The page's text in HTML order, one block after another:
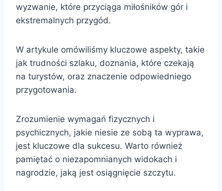
wyzwanie, które przyciąga miłośników gór i
ekstremalnych przygód.
W artykule omówiliśmy kluczowe aspekty, takie
jak trudności szlaku, doznania, które czekają
na turystów, oraz znaczenie odpowiedniego
przygotowania.
Zrozumienie wymagań fizycznych i
psychicznych, jakie niesie ze sobą ta wyprawa,
jest kluczowe dla sukcesu. Warto również
pamiętać o niezapomnianych widokach i
nagrodzie, jaką jest osiągnięcie szczytu.